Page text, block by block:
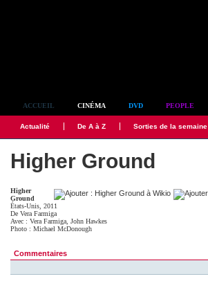
ACCUEIL CINÉMA DVD PEOPLE
Actualité De A à Z Sorties de la semaine
Higher Ground
Higher
Ground
États-Unis, 2011
De Vera Farmiga
Avec : Vera Farmiga John Hawkes
Photo : Michael McDonough
Commentaires